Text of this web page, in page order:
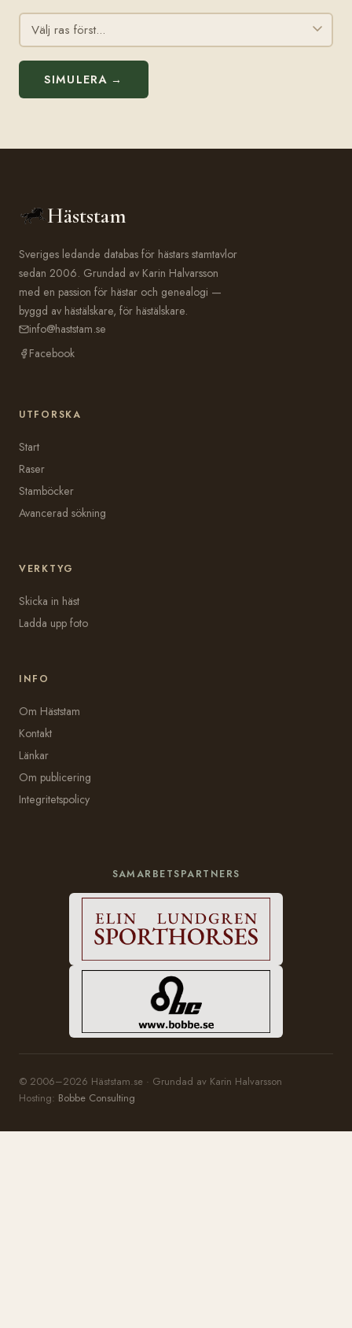
SIMULERA →
Häststam
Sveriges ledande databas för hästars stamtavlor
sedan 2006. Grundad av Karin Halvarsson
med en passion för hästar och genealogi —
byggd av hästälskare, för hästälskare.
info@haststam.se
Facebook
UTFORSKA
Start
Raser
Stamböcker
Avancerad sökning
VERKTYG
Skicka in häst
Ladda upp foto
INFO
Om Häststam
Kontakt
Länkar
Om publicering
Integritetspolicy
SAMARBETSPARTNERS
© 2006–2026 Häststam.se · Grundad av Karin Halvarsson
Hosting: Bobbe Consulting